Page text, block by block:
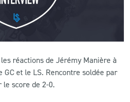
réactions de Jérémy Manière à
GC et le LS. Rencontre soldée par
le score de 2-0.